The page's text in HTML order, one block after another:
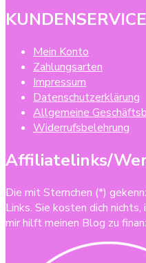
KUNDENSERVICE
Mein Konto
Zahlungsarten
Impressum
Datenschutzerklärung
Allgemeine
Widerrufsbelehrung
Affiliatelinks/
Die mit Sternchen (*)
Links. Sie kosten dich
mir hilft meinen Blog zu